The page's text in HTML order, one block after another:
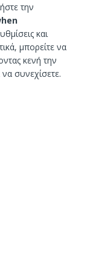
την
και
μπορείτε να
κενή την
να συνεχίσετε.